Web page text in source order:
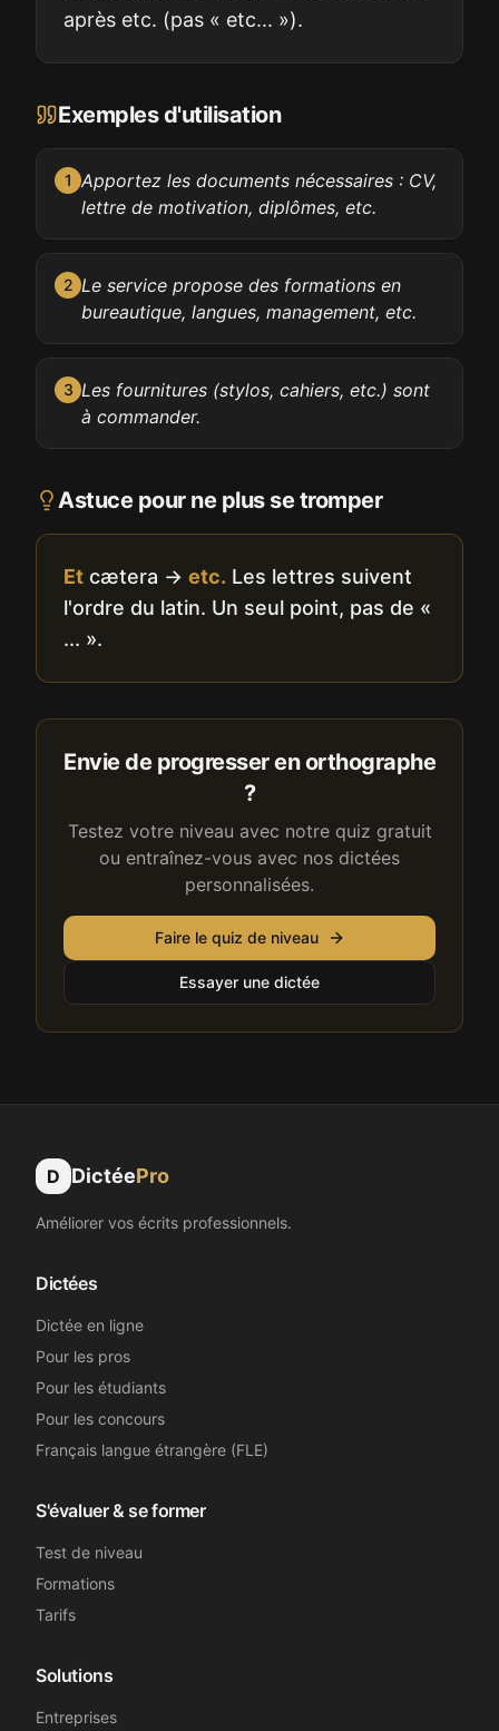
après etc. (pas « etc... »).
Exemples d'utilisation
1 Apportez les documents nécessaires : CV,
lettre de motivation, diplômes, etc.
2 Le service propose des formations en
bureautique, langues, management, etc.
3 Les fournitures (stylos, cahiers, etc.) sont
à commander.
Astuce pour ne plus se tromper
Et cætera → etc. Les lettres suivent
l'ordre du latin. Un seul point, pas de «
... ».
Envie de progresser en orthographe
?
Testez votre niveau avec notre quiz gratuit
ou entraînez-vous avec nos dictées
personnalisées.
Faire le quiz de niveau
Essayer une dictée
D DictéePro
Améliorer vos écrits professionnels.
Dictées
Dictée en ligne
Pour les pros
Pour les étudiants
Pour les concours
Français langue étrangère (FLE)
S'évaluer & se former
Test de niveau
Formations
Tarifs
Solutions
Entreprises